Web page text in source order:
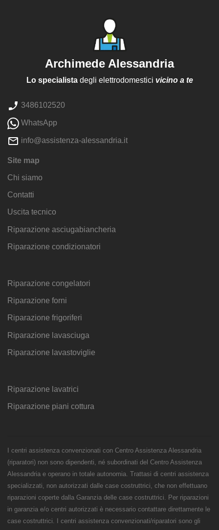
Archimede Alessandria
Lo specialistadegli elettrodomestici vicino a te
3486102520
WhatsApp
info@assistenza-alessandria.it
Site map
Chi siamo
Contatti
Uscita tecnico
Riparazione asciugabiancheria
Riparazione condizionatori
Riparazione congelatori
Riparazione forni
Riparazione frigoriferi
Riparazione lavasciuga
Riparazione lavastoviglie
Riparazione lavatrici
Riparazione piani cottura
I centri assistenza convenzionati con Centro Assistenza Alessandria
(riparatori) non sono dipendenti, né subordinati del Centro Assistenza
Alessandria e operano in totale autonomia. Trattasi di centri assistenza
specializzati, non autorizzati dalle case costruttrici, che non effettuano
riparazioni coperte dalla Garanzia delle case costruttrici. Per riparazioni
in garanzia e/o centri autorizzati è necessario contattare direttamente le
case costruttrici. I centri assistenza convenzionati/riparatori sono gli